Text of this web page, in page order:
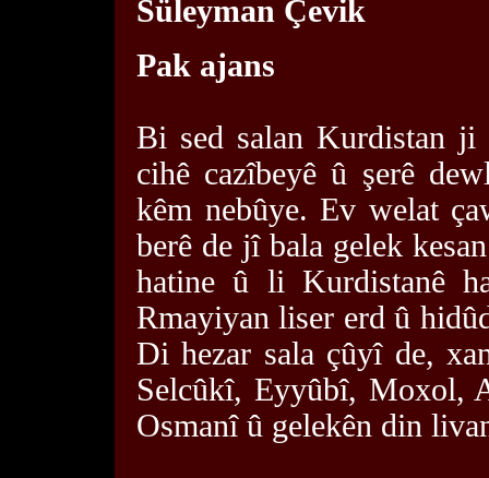
Süleyman Çevik
Pak ajans
Bi sed salan Kurdistan
cihê cazîbeyê û şerê
kêm nebûye. Ev welat
berê de jî bala gelek
hatine û li Kurdistanê
Rmayiyan liser erd û
Di hezar sala çûyî de,
Selcûkî, Eyyûbî, Moxol,
Osmanî û gelekên din